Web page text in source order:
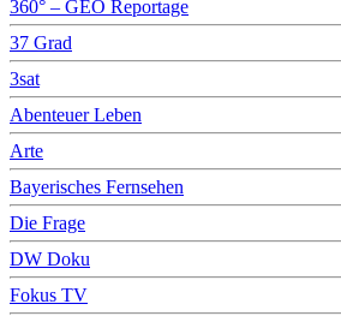
360° – GEO Reportage
37 Grad
3sat
Abenteuer Leben
Arte
Bayerisches Fernsehen
Die Frage
DW Doku
Fokus TV